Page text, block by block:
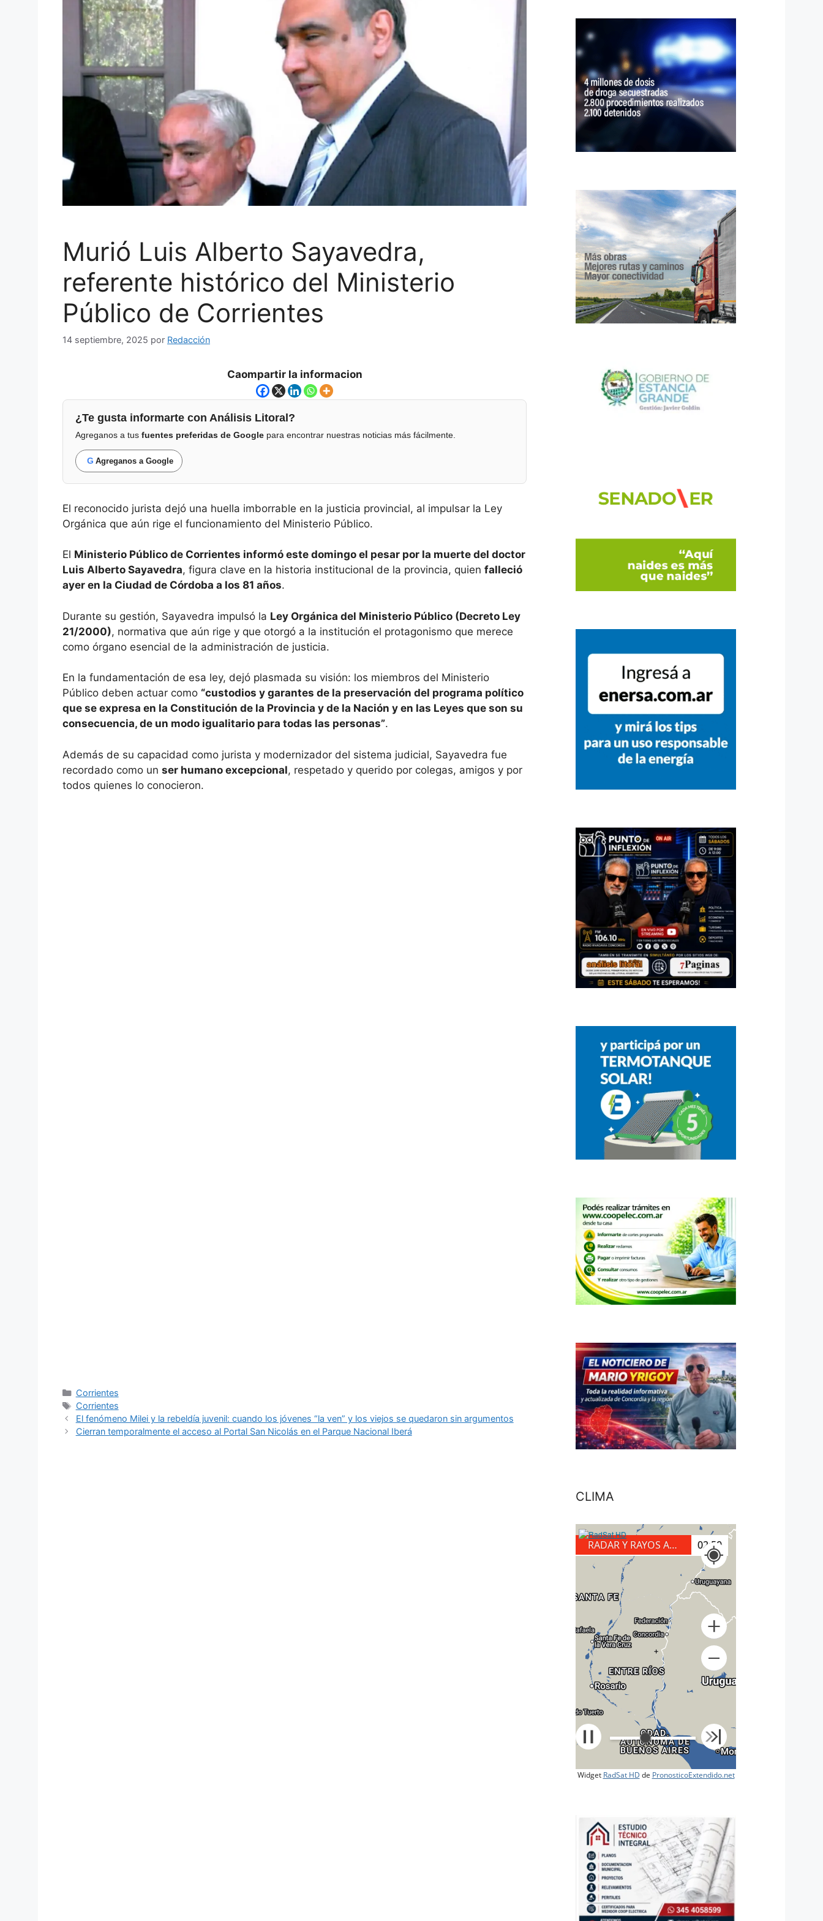
Murió Luis Alberto Sayavedra,
referente histórico del Ministerio
Público de Corrientes
14 septiembre, 2025 por Redacción
Caompartir la informacion
¿Te gusta informarte con Análisis Litoral?
Agreganos a tus fuentes preferidas de Google para encontrar nuestras noticias más fácilmente.
G Agreganos a Google
El reconocido jurista dejó una huella imborrable en la justicia provincial, al impulsar la Ley
Orgánica que aún rige el funcionamiento del Ministerio Público.
El Ministerio Público de Corrientes informó este domingo el pesar por la muerte del doctor
Luis Alberto Sayavedra, figura clave en la historia institucional de la provincia, quien falleció
ayer en la Ciudad de Córdoba a los 81 años.
Durante su gestión, Sayavedra impulsó la Ley Orgánica del Ministerio Público (Decreto Ley
21/2000), normativa que aún rige y que otorgó a la institución el protagonismo que merece
como órgano esencial de la administración de justicia.
En la fundamentación de esa ley, dejó plasmada su visión: los miembros del Ministerio
Público deben actuar como “custodios y garantes de la preservación del programa político
que se expresa en la Constitución de la Provincia y de la Nación y en las Leyes que son su
consecuencia, de un modo igualitario para todas las personas”.
Además de su capacidad como jurista y modernizador del sistema judicial, Sayavedra fue
recordado como un ser humano excepcional, respetado y querido por colegas, amigos y por
todos quienes lo conocieron.
Categorías
Corrientes
Etiquetas
Corrientes
El fenómeno Milei y la rebeldía juvenil: cuando los jóvenes “la ven” y los viejos se quedaron sin argumentos
Cierran temporalmente el acceso al Portal San Nicolás en el Parque Nacional Iberá
CLIMA
RADAR Y RAYOS A TIERRA 03:10
+
Widget RadSat HD de PronosticoExtendido.net